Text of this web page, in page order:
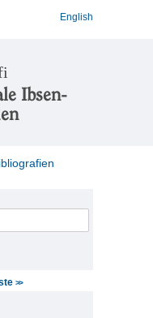
English
Ibsen-
>>